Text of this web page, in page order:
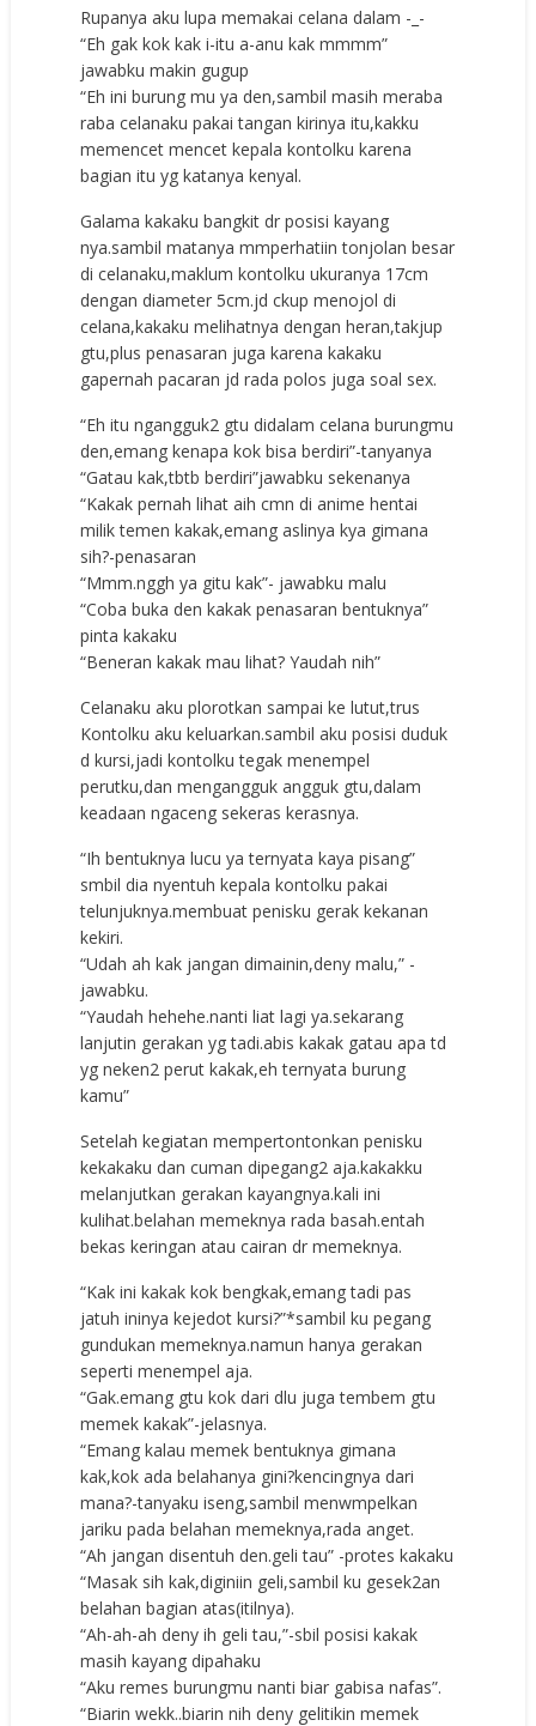
Rupanya aku lupa memakai celana dalam -_-
“Eh gak kok kak i-itu a-anu kak mmmm”
jawabku makin gugup
“Eh ini burung mu ya den,sambil masih meraba
raba celanaku pakai tangan kirinya itu,kakku
memencet mencet kepala kontolku karena
bagian itu yg katanya kenyal.
Galama kakaku bangkit dr posisi kayang
nya.sambil matanya mmperhatiin tonjolan besar
di celanaku,maklum kontolku ukuranya 17cm
dengan diameter 5cm.jd ckup menojol di
celana,kakaku melihatnya dengan heran,takjup
gtu,plus penasaran juga karena kakaku
gapernah pacaran jd rada polos juga soal sex.
“Eh itu ngangguk2 gtu didalam celana burungmu
den,emang kenapa kok bisa berdiri”-tanyanya
“Gatau kak,tbtb berdiri”jawabku sekenanya
“Kakak pernah lihat aih cmn di anime hentai
milik temen kakak,emang aslinya kya gimana
sih?-penasaran
“Mmm.nggh ya gitu kak”- jawabku malu
“Coba buka den kakak penasaran bentuknya”
pinta kakaku
“Beneran kakak mau lihat? Yaudah nih”
Celanaku aku plorotkan sampai ke lutut,trus
Kontolku aku keluarkan.sambil aku posisi duduk
d kursi,jadi kontolku tegak menempel
perutku,dan mengangguk angguk gtu,dalam
keadaan ngaceng sekeras kerasnya.
“Ih bentuknya lucu ya ternyata kaya pisang”
smbil dia nyentuh kepala kontolku pakai
telunjuknya.membuat penisku gerak kekanan
kekiri.
“Udah ah kak jangan dimainin,deny malu,” -
jawabku.
“Yaudah hehehe.nanti liat lagi ya.sekarang
lanjutin gerakan yg tadi.abis kakak gatau apa td
yg neken2 perut kakak,eh ternyata burung
kamu”
Setelah kegiatan mempertontonkan penisku
kekakaku dan cuman dipegang2 aja.kakakku
melanjutkan gerakan kayangnya.kali ini
kulihat.belahan memeknya rada basah.entah
bekas keringan atau cairan dr memeknya.
“Kak ini kakak kok bengkak,emang tadi pas
jatuh ininya kejedot kursi?”*sambil ku pegang
gundukan memeknya.namun hanya gerakan
seperti menempel aja.
“Gak.emang gtu kok dari dlu juga tembem gtu
memek kakak”-jelasnya.
“Emang kalau memek bentuknya gimana
kak,kok ada belahanya gini?kencingnya dari
mana?-tanyaku iseng,sambil menwmpelkan
jariku pada belahan memeknya,rada anget.
“Ah jangan disentuh den.geli tau” -protes kakaku
“Masak sih kak,diginiin geli,sambil ku gesek2an
belahan bagian atas(itilnya).
“Ah-ah-ah deny ih geli tau,”-sbil posisi kakak
masih kayang dipahaku
“Aku remes burungmu nanti biar gabisa nafas”.
“Biarin wekk..biarin nih deny gelitikin memek